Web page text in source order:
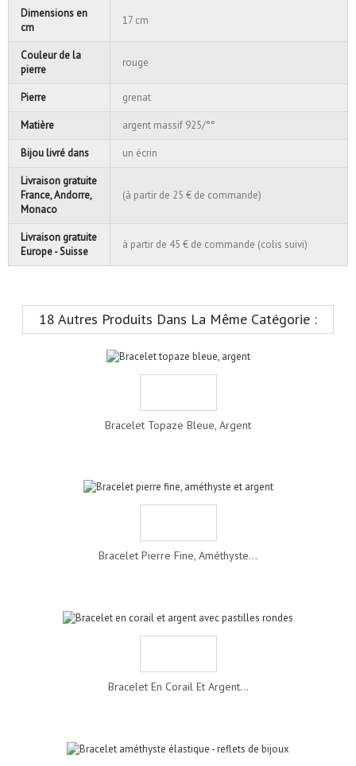
Dimensions en
cm
17 cm
Couleur de la
pierre
rouge
Pierre grenat
Matière argent massif 925/°°
Bijou livré dans un écrin
Livraison gratuite
France, Andorre,
Monaco
(à partir de 25 € de commande)
Livraison gratuite
Europe - Suisse
à partir de 45 € de commande (colis suivi)
18 Autres Produits Dans La Même Catégorie :
Bracelet Topaze Bleue, Argent
Bracelet Pierre Fine, Améthyste...
Bracelet En Corail Et Argent...